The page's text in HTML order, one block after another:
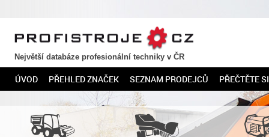
PROFISTROJE.CZ
Největší databáze profesionální techniky v ČR
ÚVOD PŘEHLED ZNAČEK SEZNAM PRODEJCŮ PŘEČTĚTE SI